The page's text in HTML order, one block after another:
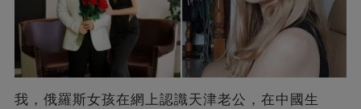
我，俄羅斯女孩在網上認識天津老公，在中國生